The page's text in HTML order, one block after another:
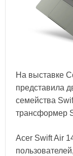
На выставке
представила
семейства
трансформер
Acer Swift Air